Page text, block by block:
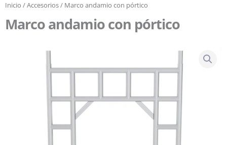
Inicio /Accesorios/ Marco andamio con pórtico
Marco andamio con pórtico